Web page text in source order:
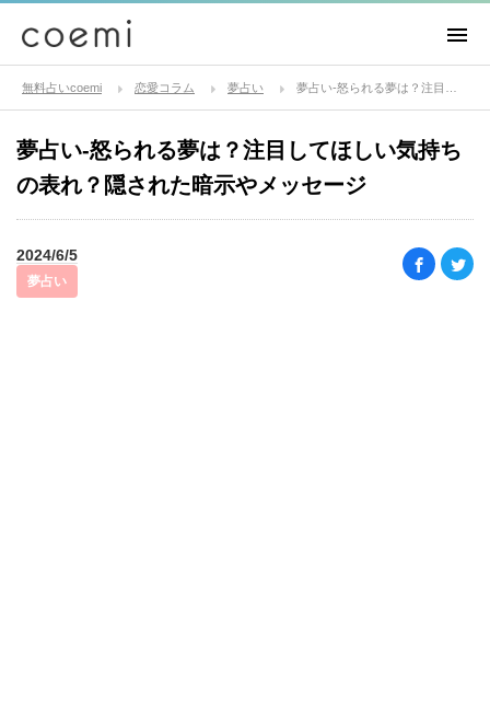
無料占いcoemi 恋愛コラム 夢占い
夢占い-怒られる夢は？注目してほしい気持ち
の表れ？隠された暗示やメッセージ
2024/6/5
夢占い